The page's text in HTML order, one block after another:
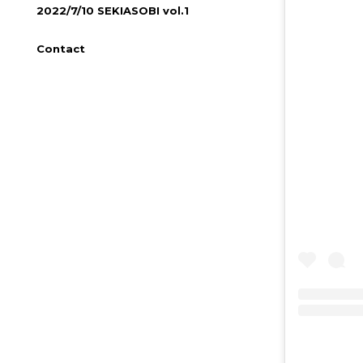
2022/7/10 SEKIASOBI vol.1
Contact